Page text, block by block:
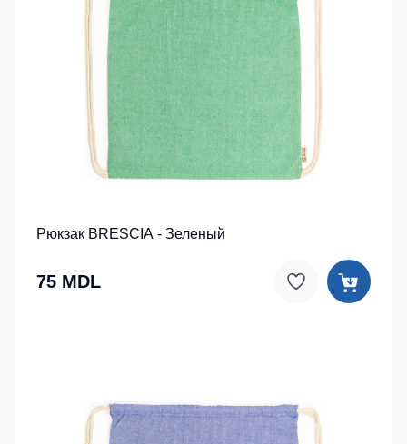
Рюкзак BRESCIA - Зеленый
75 MDL